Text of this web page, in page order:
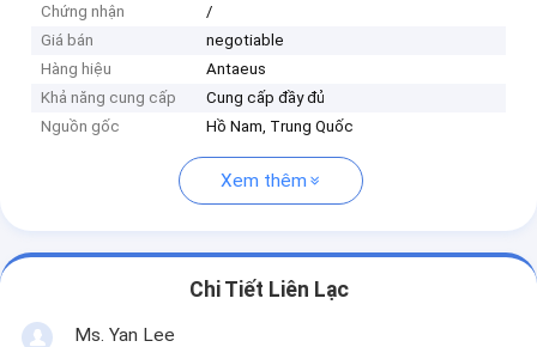
Chứng nhận
/
Giá bán
negotiable
Hàng hiệu
Antaeus
Khả năng cung cấp
Cung cấp đầy đủ
Nguồn gốc
Hồ Nam, Trung Quốc
Xem thêm
Chi Tiết Liên Lạc
Ms. Yan Lee